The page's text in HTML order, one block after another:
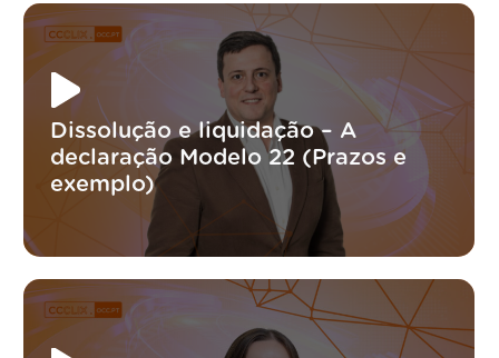
Dissolução e liquidação – A
declaração Modelo 22 (Prazos e
exemplo)